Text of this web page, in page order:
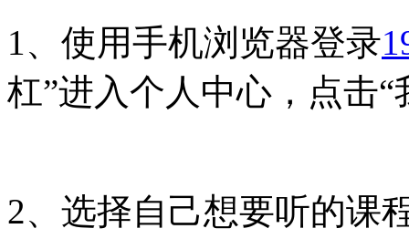
1、使用手机浏览器登录
杠”进入个人中心，点击
2、选择自己想要听的课